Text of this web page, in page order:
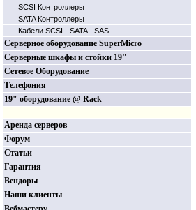
SCSI Контроллеры
SATA Контроллеры
Кабели SCSI - SATA - SAS
Серверное оборудование SuperMicro
Серверные шкафы и стойки 19"
Сетевое Оборудование
Телефония
19" оборудование @-Rack
Аренда серверов
Форум
Статьи
Гарантия
Вендоры
Наши клиенты